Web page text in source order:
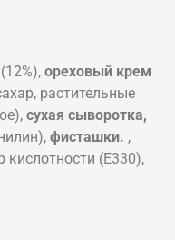
(12%), ореховый крем
растительные
сухая сыворотка,
фисташки. ,
кислотности (Е330),